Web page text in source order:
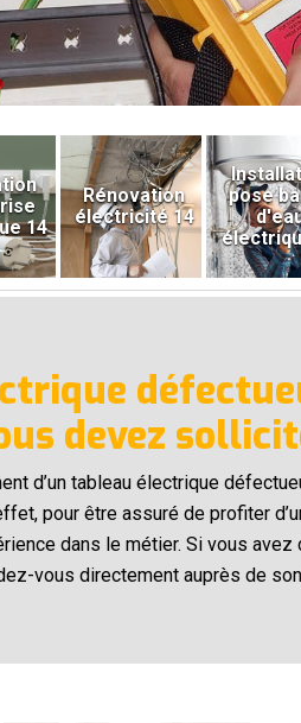
14
Rénovation
électricité 14
pose
devez
d’un tableau électrique
pour être assuré de profiter
dans le métier. Si vous
vous directement auprès de